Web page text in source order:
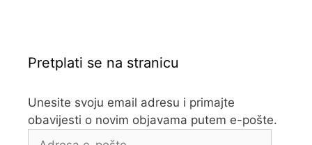
Pretplati se na stranicu
Unesite svoju email adresu i primajte
obavijesti o novim objavama putem e-pošte.